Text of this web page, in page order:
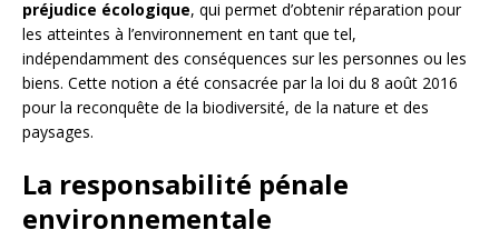
préjudice écologique, qui permet d’obtenir réparation pour
les atteintes à l’environnement en tant que tel,
indépendamment des conséquences sur les personnes ou les
biens. Cette notion a été consacrée par la loi du 8 août 2016
pour la reconquête de la biodiversité, de la nature et des
paysages.
La responsabilité pénale
environnementale